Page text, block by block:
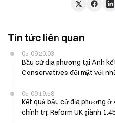
Tin tức liên quan
05-09 20:03
Bầu cử địa phương tại Anh
Conservatives đối mặt với
05-09 19:58
Kết quả bầu cử địa phương ở
chính trị; Reform UK giành